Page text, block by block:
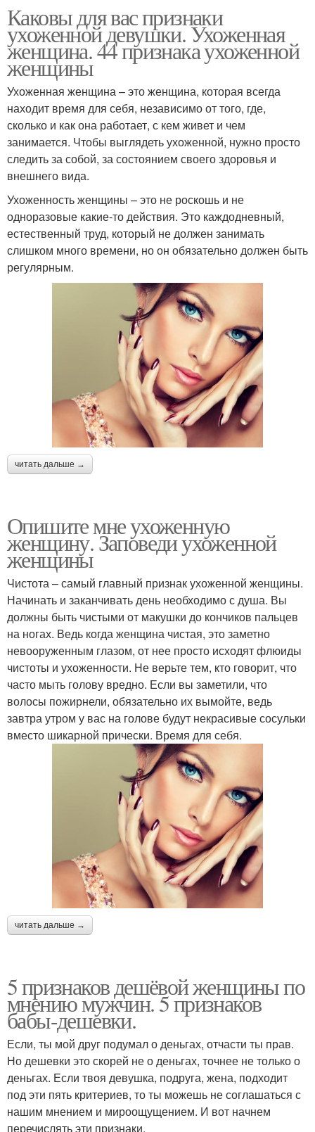
Каковы для вас признаки
ухоженной девушки. Ухоженная
женщина. 44 признака ухоженной
женщины
Ухоженная женщина – это женщина, которая всегда
находит время для себя, независимо от того, где,
сколько и как она работает, с кем живет и чем
занимается. Чтобы выглядеть ухоженной, нужно просто
следить за собой, за состоянием своего здоровья и
внешнего вида.
Ухоженность женщины – это не роскошь и не
одноразовые какие-то действия. Это каждодневный,
естественный труд, который не должен занимать
слишком много времени, но он обязательно должен быть
регулярным.
читать дальше →
Опишите мне ухоженную
женщину. Заповеди ухоженной
женщины
Чистота – самый главный признак ухоженной женщины.
Начинать и заканчивать день необходимо с душа. Вы
должны быть чистыми от макушки до кончиков пальцев
на ногах. Ведь когда женщина чистая, это заметно
невооруженным глазом, от нее просто исходят флюиды
чистоты и ухоженности. Не верьте тем, кто говорит, что
часто мыть голову вредно. Если вы заметили, что
волосы пожирнели, обязательно их вымойте, ведь
завтра утром у вас на голове будут некрасивые сосульки
вместо шикарной прически. Время для себя.
читать дальше →
5 признаков дешёвой женщины по
мнению мужчин. 5 признаков
бабы-дешевки.
Если, ты мой друг подумал о деньгах, отчасти ты прав.
Но дешевки это скорей не о деньгах, точнее не только о
деньгах. Если твоя девушка, подруга, жена, подходит
под эти пять критериев, то ты можешь не соглашаться с
нашим мнением и мироощущением. И вот начнем
перечислять эти признаки.